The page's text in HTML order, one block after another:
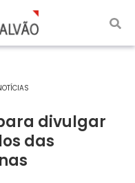
divulgar
das